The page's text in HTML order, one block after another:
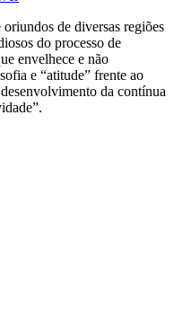
de diversas regiões
do processo de
envelhece e não
e “atitude” frente ao
da contínua